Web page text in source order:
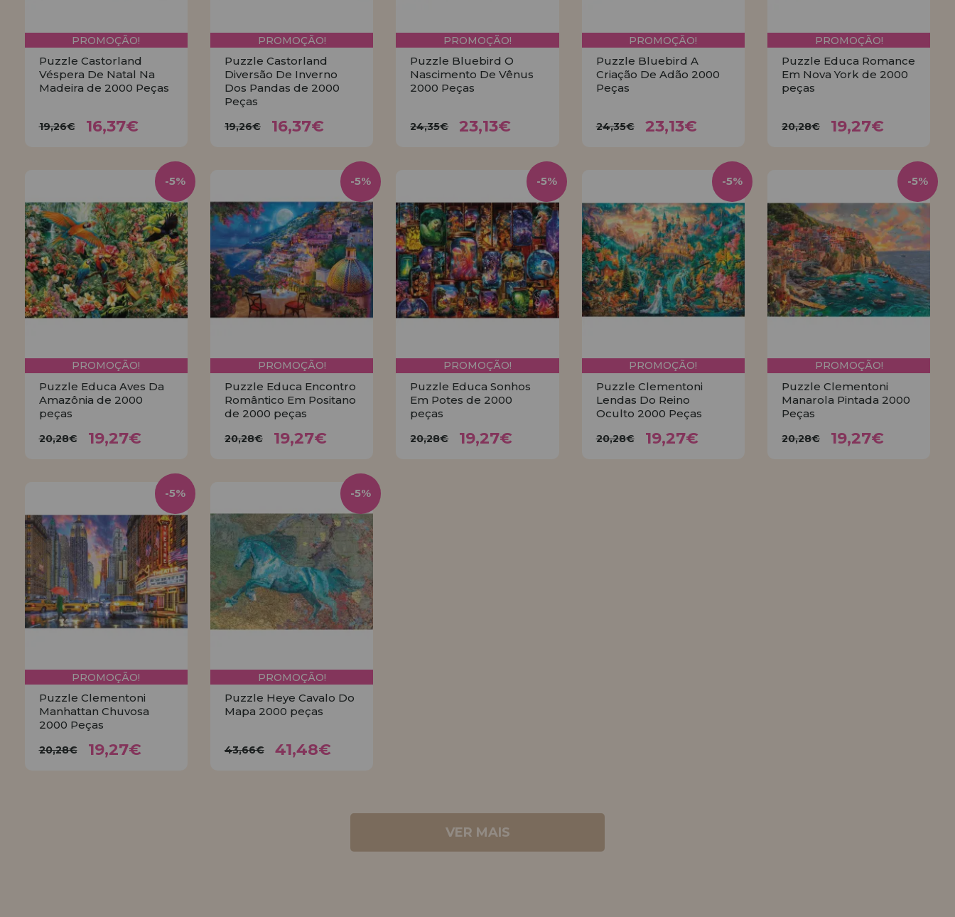
PROMOÇÃO!
Puzzle Castorland
Véspera De Natal Na
Madeira de 2000 Peças
19,26€ 16,37€
PROMOÇÃO!
Puzzle Castorland
Diversão De Inverno
Dos Pandas de 2000
Peças
19,26€ 16,37€
PROMOÇÃO!
Puzzle Bluebird O
Nascimento De Vênus
2000 Peças
24,35€ 23,13€
PROMOÇÃO!
Puzzle Bluebird A
Criação De Adão 2000
Peças
24,35€ 23,13€
PROMOÇÃO!
Puzzle Educa Romance
Em Nova York de 2000
peças
20,28€ 19,27€
PROMOÇÃO!
Puzzle Educa Aves Da
Amazônia de 2000
peças
20,28€ 19,27€
-5%
PROMOÇÃO!
Puzzle Educa Encontro
Romântico Em Positano
de 2000 peças
20,28€ 19,27€
-5%
PROMOÇÃO!
Puzzle Educa Sonhos
Em Potes de 2000
peças
20,28€ 19,27€
-5%
PROMOÇÃO!
Puzzle Clementoni
Lendas Do Reino
Oculto 2000 Peças
20,28€ 19,27€
-5%
PROMOÇÃO!
Puzzle Clementoni
Manarola Pintada 2000
Peças
20,28€ 19,27€
-5%
PROMOÇÃO!
Puzzle Clementoni
Manhattan Chuvosa
2000 Peças
20,28€ 19,27€
-5%
PROMOÇÃO!
Puzzle Heye Cavalo Do
Mapa 2000 peças
43,66€ 41,48€
-5%
VER MAIS